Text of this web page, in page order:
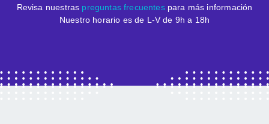
Revisa nuestras preguntas frecuentespara más información
Nuestro horario es de L-V de 9h a 18h